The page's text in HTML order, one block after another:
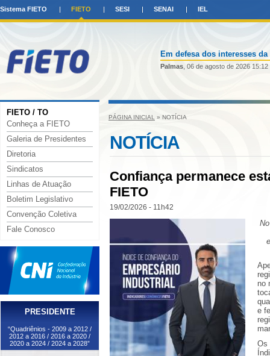
Sistema FIETO FIETO SESI SENAI IEL
Em defesa dos interesses
Palmas , 06 de agosto de 2026 15:12
FIETO / TO
Conheça a FIETO
Galeria de Presidentes
Diretoria
Sindicatos
Linhas de Atuação
Boletim Legislativo
Convenção Coletiva
Fale Conosco
PRESIDENTE
“Quadriênios - 2009 a 2012 /
2012 a 2016 / 2016 a 2020 /
2020 a 2024 / 2024 a 2028”
PÁGINA INICIAL » NOTÍCIA
NOTÍCIA
Confiança permanece
FIETO
19/02/2026 - 11h42
no
e
Os